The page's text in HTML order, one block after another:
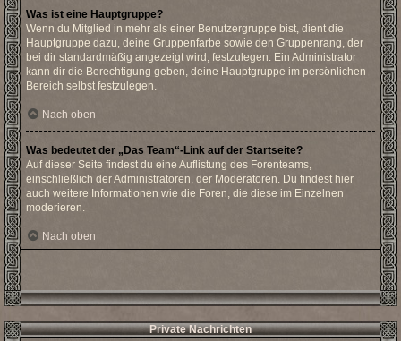
Was ist eine Hauptgruppe?
Wenn du Mitglied in mehr als einer Benutzergruppe bist, dient die
Hauptgruppe dazu, deine Gruppenfarbe sowie den Gruppenrang, der
bei dir standardmäßig angezeigt wird, festzulegen. Ein Administrator
kann dir die Berechtigung geben, deine Hauptgruppe im persönlichen
Bereich selbst festzulegen.
Nach oben
Was bedeutet der „Das Team“-Link auf der Startseite?
Auf dieser Seite findest du eine Auflistung des Forenteams,
einschließlich der Administratoren, der Moderatoren. Du findest hier
auch weitere Informationen wie die Foren, die diese im Einzelnen
moderieren.
Nach oben
Private Nachrichten